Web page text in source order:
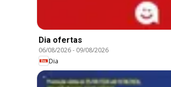
Dia ofertas
06/08/2026- 09/08/2026
Dia